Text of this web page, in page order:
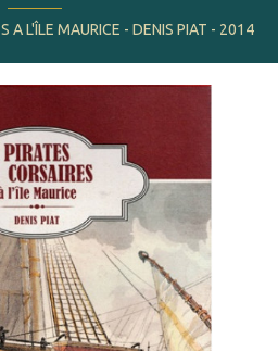
A L'ÎLE MAURICE - DENIS PIAT - 2014